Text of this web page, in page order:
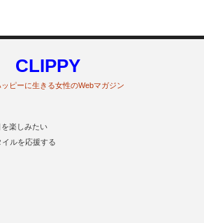
CLIPPY
ピーに生きる女性のWebマガジン
楽しみたい
ルを応援する